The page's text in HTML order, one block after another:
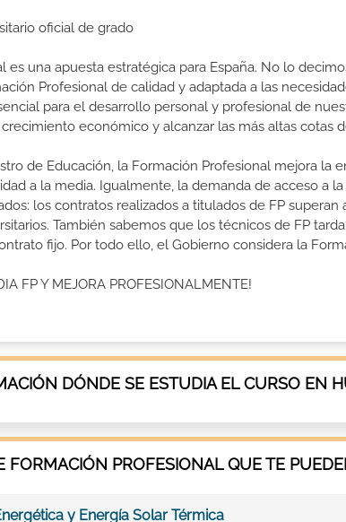
oficial de grado
es una apuesta estratégica para España. No lo
Profesional de calidad y adaptada a las
para el desarrollo personal y profesional de
económico y alcanzar las más altas cotas
de Educación, la Formación Profesional mejora la
a la media. Igualmente, la demanda de acceso a
los contratos realizados a titulados de FP
También sabemos que los técnicos de FP
fijo. Por todo ello, el Gobierno considera la
FP Y MEJORA PROFESIONALMENTE!
DÓNDE SE ESTUDIA EL CURSO EN
FORMACIÓN PROFESIONAL QUE TE
y Energía Solar Térmica